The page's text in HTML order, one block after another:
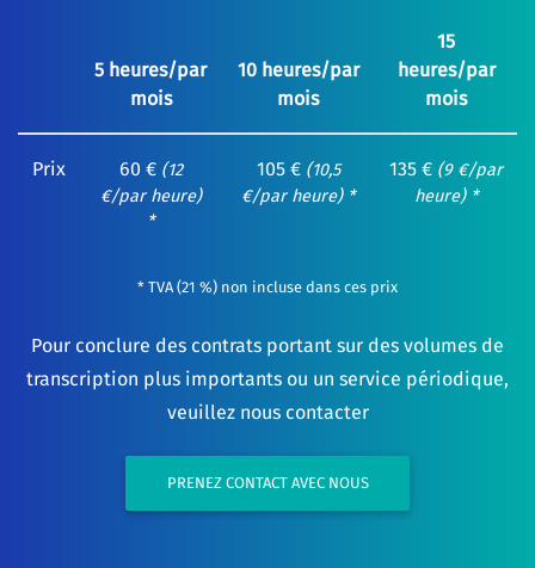
5 heures/par
mois
10 heures/par
mois
15
heures/par
mois
Prix 60 € (12
€/par heure)
*
105 € (10,5
€/par heure) *
135 € (9 €/par
heure) *
* TVA (21 %) non incluse dans ces prix
Pour conclure des contrats portant sur des volumes de
transcription plus importants ou un service périodique,
veuillez nous contacter
PRENEZ CONTACT AVEC NOUS